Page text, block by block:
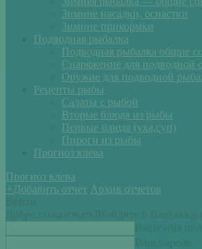
Зимние насадки, оснастки
Зимние прикормки
Подводная рыбалка
Подводная рыбалка общие
Снаряжение для подводной
Оружие для подводной
Рецепты рыбы
Салаты с рыбой
Вторые блюда из рыбы
Первые блюда (уха,суп)
Пироги из рыбы
Прогноз клева
Прогноз клева
+ Добавить отчет Архив отчетов
Войти
Добро пожаловать! Войдите в Ваш
Ваше имя
Ваш пароль